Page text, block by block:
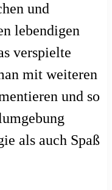
und
lebendigen
verspielte
mit weiteren
und so
als auch Spaß